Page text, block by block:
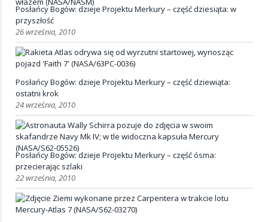
Posłańcy Bogów: dzieje Projektu Merkury – część dziesiąta: w
przyszłość
26 września, 2010
Posłańcy Bogów: dzieje Projektu Merkury – część dziewiąta:
ostatni krok
24 września, 2010
Posłańcy Bogów: dzieje Projektu Merkury – część ósma:
przecierając szlaki
22 września, 2010